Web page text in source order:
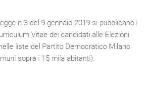
n.3 del 9 gennaio 2019 si pubblicano i
Vitae dei candidati alle Elezioni
liste del Partito Democratico Milano
sopra i 15 mila abitanti).